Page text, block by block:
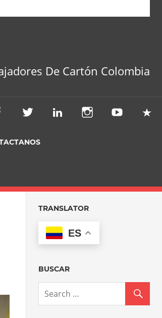
De Cartón Colombia
TRANSLATOR
ES
BUSCAR